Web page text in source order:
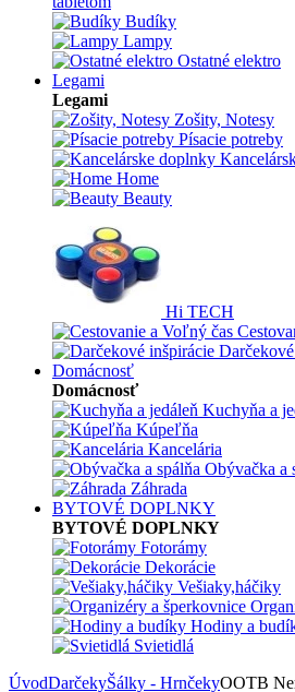
Budíky
Lampy
Ostatné elektro
Legami
Legami
Zošity, Notesy
Písacie potreby
Home
Beauty
Hi TECH
Domácnosť
Domácnosť
Kuchyňa a
Kúpeľňa
Kancelária
Obývačka a
Záhrada
BYTOVÉ DOPLNKY
BYTOVÉ DOPLNKY
Fotorámy
Dekorácie
Vešiaky,háčiky
Hodiny a
Svietidlá
ÚvodDarčekyŠálky - HrnčekyOOTB